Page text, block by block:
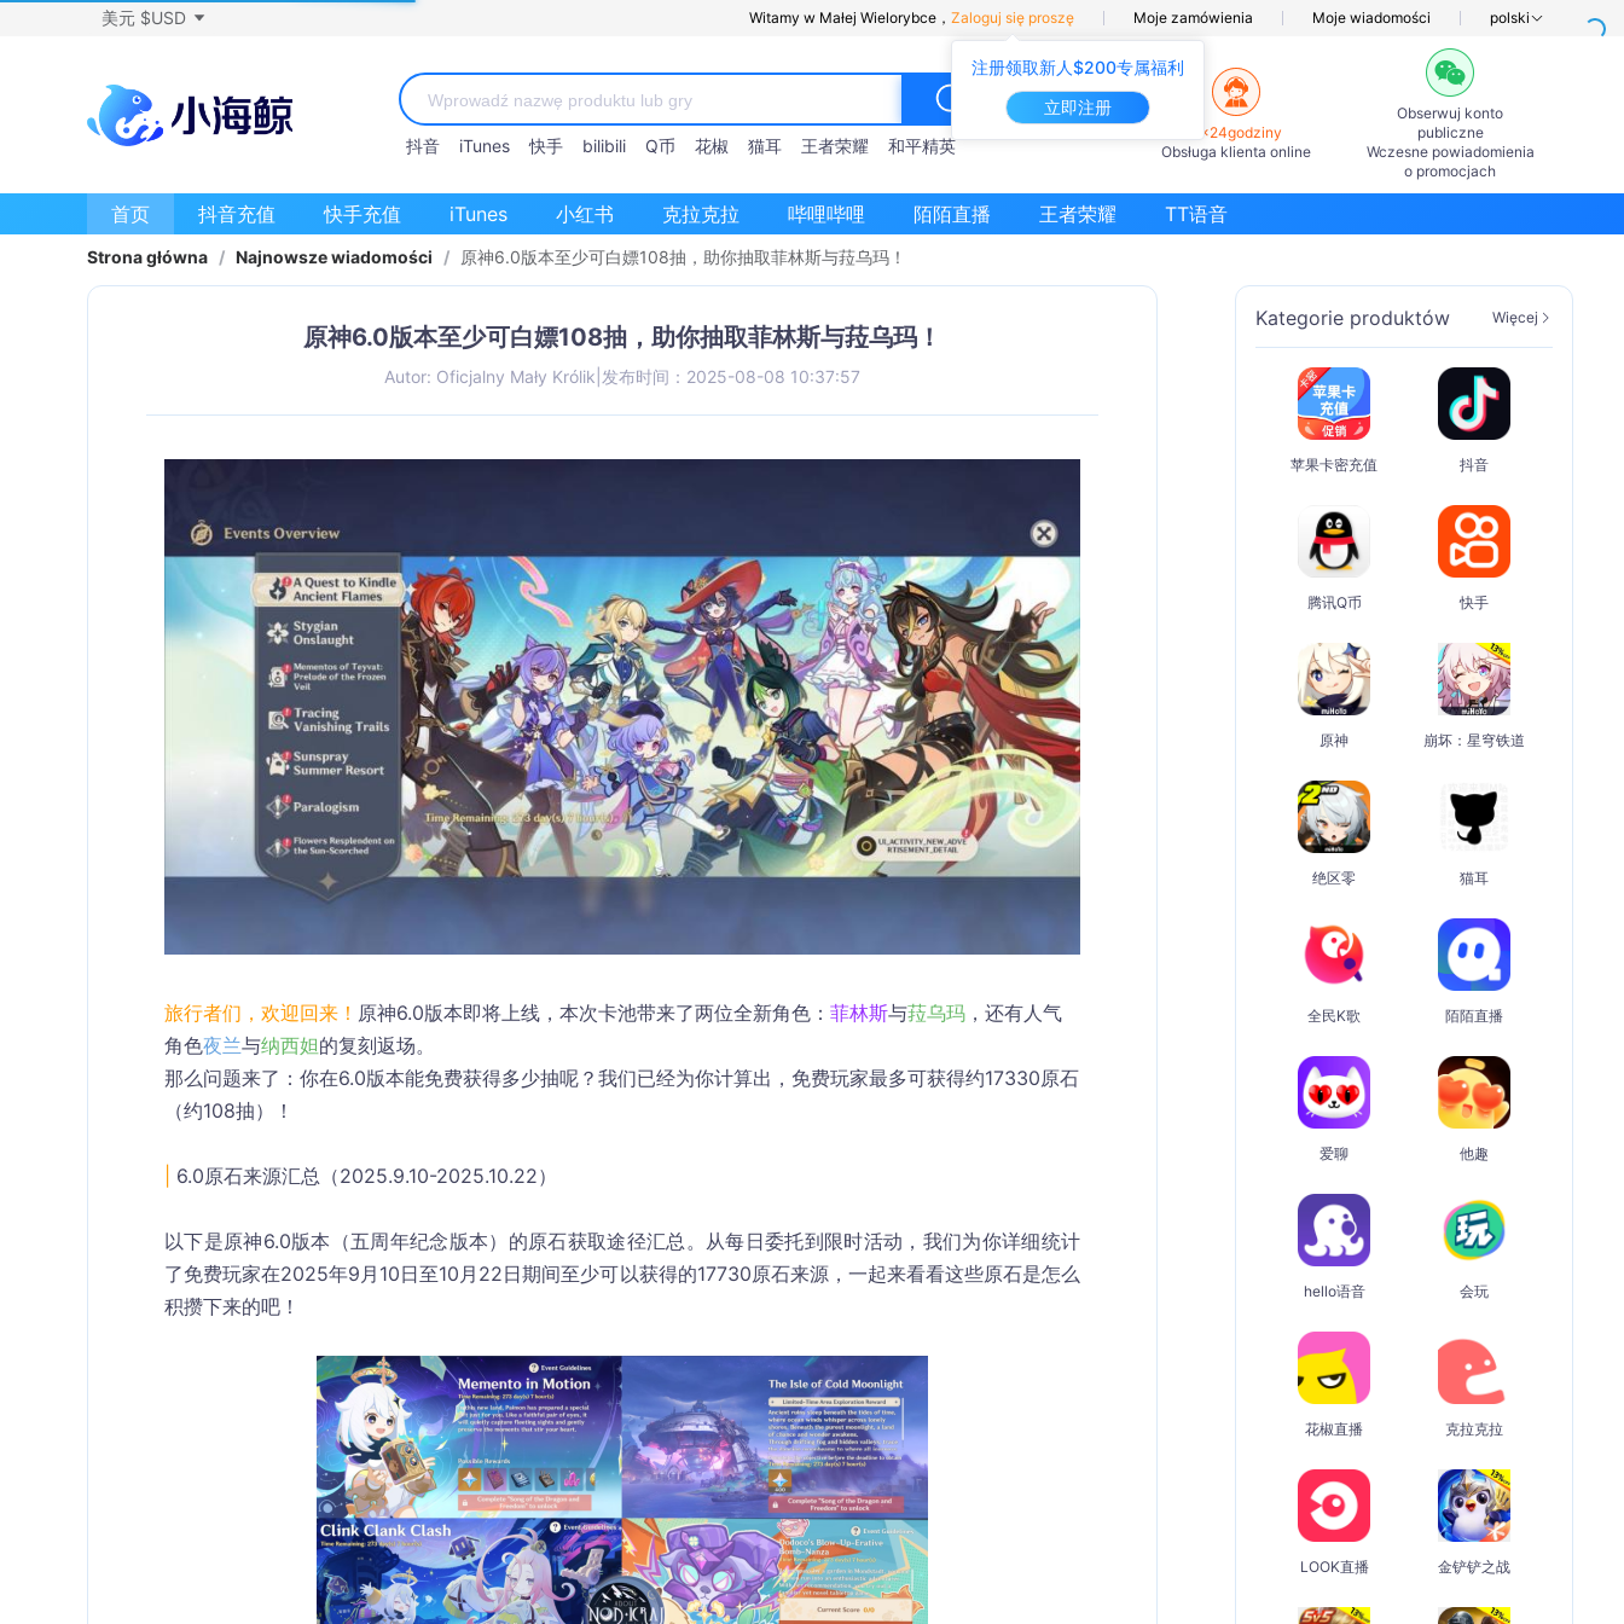
注册领取新人$200专属福利
立即注册
美元 $USD Witamy w Małej Wielorybce， Zaloguj się proszę Moje zamówienia Moje wiadomości polski
抖音 iTunes 快手 bilibili Q币 花椒 猫耳 王者荣耀 和平精英
7×24godziny
Obsługa klienta online
Obserwuj konto
publiczne
Wczesne powiadomienia
o promocjach
首页 抖音充值 快手充值 iTunes 小红书 克拉克拉 哔哩哔哩 陌陌直播 王者荣耀 TT语音
Strona główna / Najnowsze wiadomości / 原神6.0版本至少可白嫖108抽，助你抽取菲林斯与菈乌玛！
原神6.0版本至少可白嫖108抽，助你抽取菲林斯与菈乌玛！
Autor: Oficjalny Mały Królik 发布时间：2025-08-08 10:37:57
旅行者们，欢迎回来！ 原神6.0版本即将上线，本次卡池带来了两位全新角色： 菲林斯与菈乌玛 ，还有人气
角色夜兰与纳西妲的复刻返场。
那么问题来了：你在6.0版本能免费获得多少抽呢？我们已经为你计算出，免费玩家最多可获得约17330原石
（约108抽）！
6.0原石来源汇总（2025.9.10-2025.10.22）
以下是原神6.0版本（五周年纪念版本）的原石获取途径汇总。从每日委托到限时活动，我们为你详细统计
了免费玩家在2025年9月10日至10月22日期间至少可以获得的17730原石来源，一起来看看这些原石是怎么
积攒下来的吧！
Kategorie produktów Więcej
苹果卡密充值 抖音
腾讯Q币 快手
原神 崩坏：星穹铁道
绝区零 猫耳
全民K歌 陌陌直播
爱聊 他趣
hello语音 会玩
花椒直播 克拉克拉
LOOK直播 金铲铲之战